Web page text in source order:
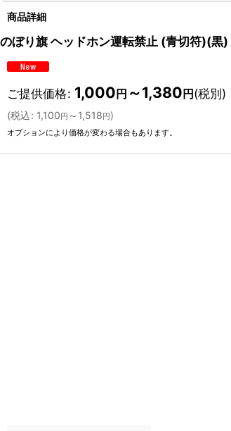
商品詳細
のぼり旗 ヘッドホン運転禁止 (青切符)(黒)
ご提供価格: 1,000 円 ～1,380 円 (税別)
(税込: 1,100円 ～1,518円)
オプションにより価格が変わる場合もあります。